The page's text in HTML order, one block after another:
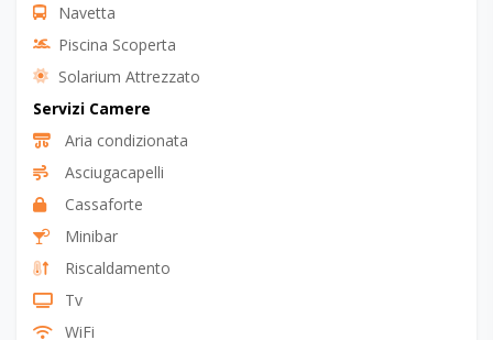
Navetta
Piscina Scoperta
Solarium Attrezzato
Servizi Camere
Aria condizionata
Asciugacapelli
Cassaforte
Minibar
Riscaldamento
Tv
WiFi